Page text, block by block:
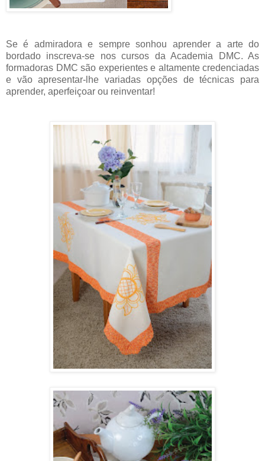
Se é admiradora e sempre sonhou aprender a arte do
bordado inscreva-se nos cursos da Academia DMC. As
formadoras DMC são experientes e altamente credenciadas
e vão apresentar-lhe variadas opções de técnicas para
aprender, aperfeiçoar ou reinventar!